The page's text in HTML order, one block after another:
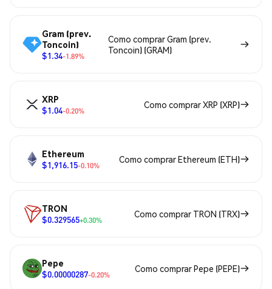
Gram (prev.
Toncoin)
$1.34-1.89%
Como comprar Gram (prev.
Toncoin) (GRAM)
XRP
$1.04-0.20%
Como comprar XRP (XRP)
Ethereum
$1,916.15-0.10%
Como comprar Ethereum (ETH)
TRON
$0.329565+0.30%
Como comprar TRON (TRX)
Pepe
$0.00000287-0.20%
Como comprar Pepe (PEPE)